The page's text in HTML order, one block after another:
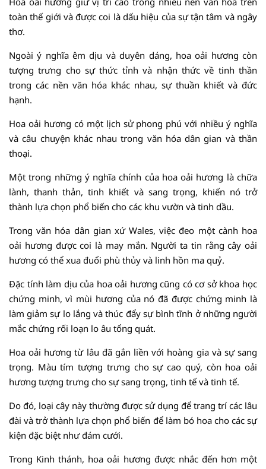
toàn thế giới và được coi là dấu hiệu của sự tận tâm và ngây
thơ.
Ngoài ý nghĩa êm dịu và duyên dáng, hoa oải hương còn
tượng trưng cho sự thức tỉnh và nhận thức về tinh thần
trong các nền văn hóa khác nhau, sự thuần khiết và đức
hạnh.
Hoa oải hương có một lịch sử phong phú với nhiều ý nghĩa
và câu chuyện khác nhau trong văn hóa dân gian và thần
thoại.
Một trong những ý nghĩa chính của hoa oải hương là chữa
lành, thanh thản, tinh khiết và sang trọng, khiến nó trở
thành lựa chọn phổ biến cho các khu vườn và tinh dầu.
Trong văn hóa dân gian xứ Wales, việc đeo một cành hoa
oải hương được coi là may mắn. Người ta tin rằng cây oải
hương có thể xua đuổi phù thủy và linh hồn ma quỷ.
Đặc tính làm dịu của hoa oải hương cũng có cơ sở khoa học
chứng minh, vì mùi hương của nó đã được chứng minh là
làm giảm sự lo lắng và thúc đẩy sự bình tĩnh ở những người
mắc chứng rối loạn lo âu tổng quát.
Hoa oải hương từ lâu đã gắn liền với hoàng gia và sự sang
trọng. Màu tím tượng trưng cho sự cao quý, còn hoa oải
hương tượng trưng cho sự sang trọng, tinh tế và tinh tế.
Do đó, loại cây này thường được sử dụng để trang trí các lâu
đài và trở thành lựa chọn phổ biến để làm bó hoa cho các sự
kiện đặc biệt như đám cưới.
Trong Kinh thánh, hoa oải hương được nhắc đến hơn một